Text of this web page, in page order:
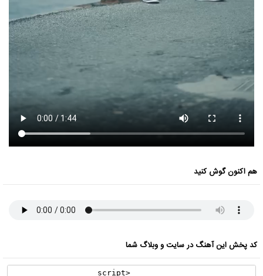
هم اکنون گوش کنید
کد پخش این آهنگ در سایت و وبلاگ شما